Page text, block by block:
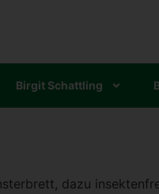
Bir­git Schatt­ling
dazu